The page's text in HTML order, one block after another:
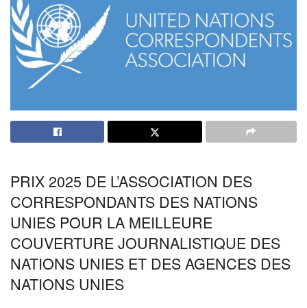
PRIX 2025 DE L’ASSOCIATION DES
CORRESPONDANTS DES NATIONS
UNIES POUR LA MEILLEURE
COUVERTURE JOURNALISTIQUE DES
NATIONS UNIES ET DES AGENCES DES
NATIONS UNIES